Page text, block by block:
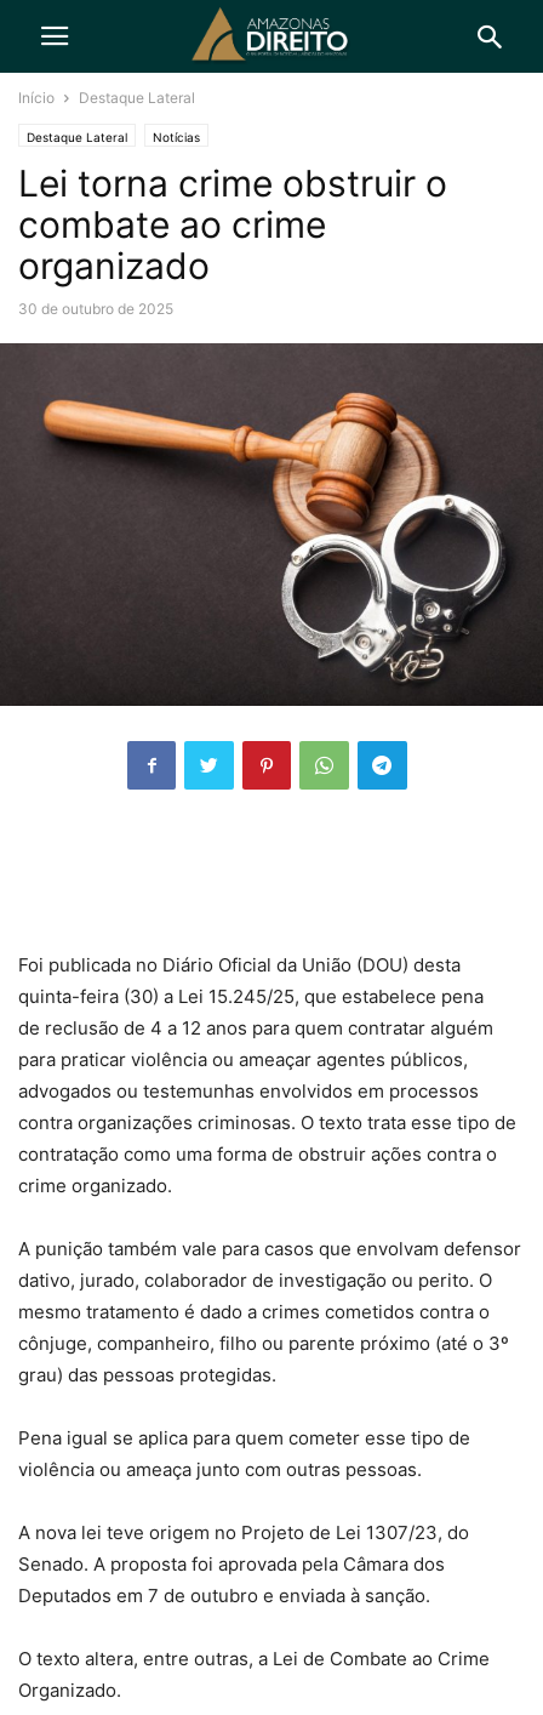
Início Destaque Lateral
Destaque Lateral Notícias
Lei torna crime obstruir o
combate ao crime
organizado
30 de outubro de 2025
Foi publicada no Diário Oficial da União (DOU) desta
quinta-feira (30) a Lei 15.245/25, que estabelece pena
de reclusão de 4 a 12 anos para quem contratar alguém
para praticar violência ou ameaçar agentes públicos,
advogados ou testemunhas envolvidos em processos
contra organizações criminosas. O texto trata esse tipo de
contratação como uma forma de obstruir ações contra o
crime organizado.
A punição também vale para casos que envolvam defensor
dativo, jurado, colaborador de investigação ou perito. O
mesmo tratamento é dado a crimes cometidos contra o
cônjuge, companheiro, filho ou parente próximo (até o 3º
grau) das pessoas protegidas.
Pena igual se aplica para quem cometer esse tipo de
violência ou ameaça junto com outras pessoas.
A nova lei teve origem no Projeto de Lei 1307/23, do
Senado. A proposta foi aprovada pela Câmara dos
Deputados em 7 de outubro e enviada à sanção.
O texto altera, entre outras, a Lei de Combate ao Crime
Organizado.